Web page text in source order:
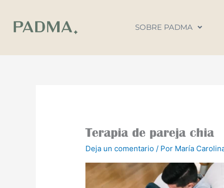
contenido
SOBRE PADMA
Terapia de pareja chia
Deja un comentario / Por María